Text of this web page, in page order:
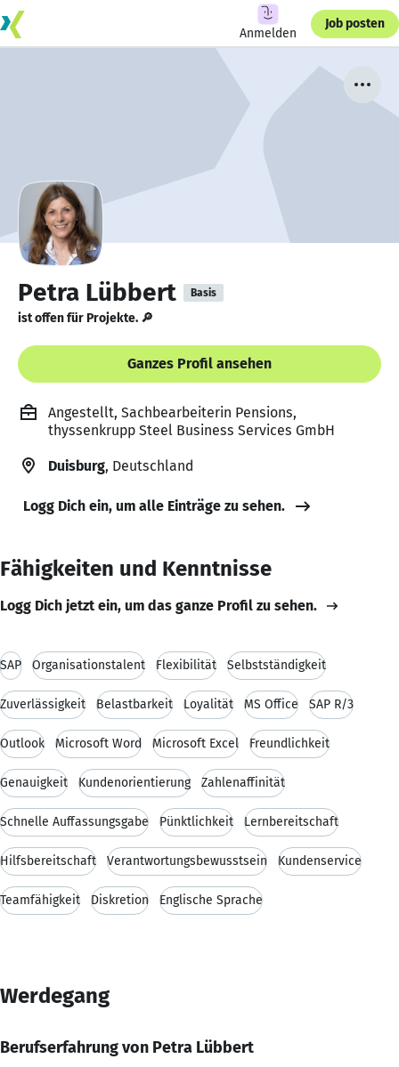
Anmelden
Job posten
Petra Lübbert Basis
ist offen für Projekte. 🔎
Ganzes Profil ansehen
Angestellt, Sachbearbeiterin Pensions,
thyssenkrupp Steel Business Services GmbH
Duisburg, Deutschland
Logg Dich ein, um alle Einträge zu sehen.
Fähigkeiten und Kenntnisse
Logg Dich jetzt ein, um das ganze Profil zu sehen.
SAP Organisationstalent Flexibilität Selbstständigkeit
Zuverlässigkeit Belastbarkeit Loyalität MS Office SAP R/3
Outlook Microsoft Word Microsoft Excel Freundlichkeit
Genauigkeit Kundenorientierung Zahlenaffinität
Schnelle Auffassungsgabe Pünktlichkeit Lernbereitschaft
Hilfsbereitschaft Verantwortungsbewusstsein Kundenservice
Teamfähigkeit Diskretion Englische Sprache
Werdegang
Berufserfahrung von Petra Lübbert